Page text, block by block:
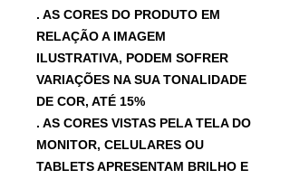
. AS CORES DO PRODUTO EM
RELAÇÃO A IMAGEM
ILUSTRATIVA, PODEM SOFRER
VARIAÇÕES NA SUA TONALIDADE
DE COR, ATÉ 15%
. AS CORES VISTAS PELA TELA DO
MONITOR, CELULARES OU
TABLETS APRESENTAM BRILHO E